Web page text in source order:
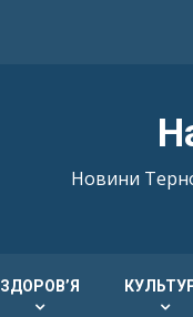
Новини
ЗДОРОВ’Я